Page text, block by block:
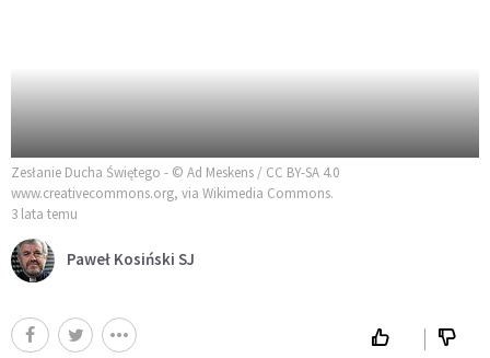
Zesłanie Ducha Świętego - © Ad Meskens / CC BY-SA 4.0
www.creativecommons.org, via Wikimedia Commons.
3 lata temu
Paweł Kosiński SJ